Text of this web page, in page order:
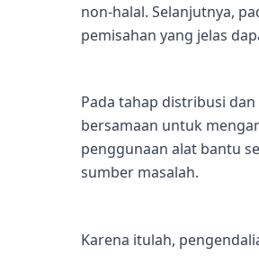
non-halal. Selanjutnya,
pemisahan yang jelas
Pada tahap distribusi
bersamaan untuk
penggunaan alat bantu
sumber masalah.
Karena itulah,